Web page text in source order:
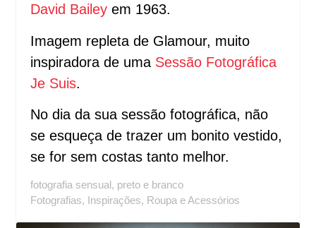
David Bailey em 1963.
Imagem repleta de Glamour, muito
inspiradora de uma Sessão Fotográfica
Je Suis.
No dia da sua sessão fotográfica, não
se esqueça de trazer um bonito vestido,
se for sem costas tanto melhor.
fotografia sensual, preto e branco
Fotografias, Inspirações, Roupa e Acessórios